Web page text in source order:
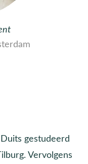
gestudeerd
Vervolgens